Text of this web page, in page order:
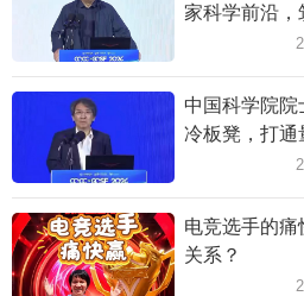
家科学前沿，
中国科学院
冷板凳，打通
电竞选手的痛
关系？